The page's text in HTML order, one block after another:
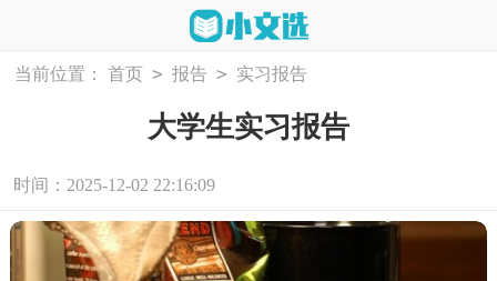
当前位置： 首页 > 报告 > 实习报告
大学生实习报告
时间：2025-12-02 22:16:09